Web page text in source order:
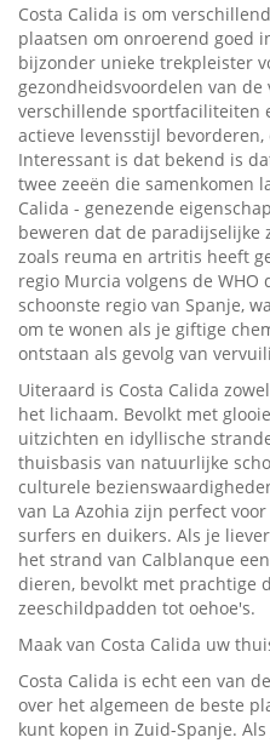
Costa Calida is om
plaatsen om onroerend goed
bijzonder unieke trekpleister
gezondheidsvoordelen van
verschillende sportfaciliteiten
actieve levensstijl
Interessant is dat bekend is
twee zeeën die samenkomen
Calida - genezende
beweren dat de paradijselijke
zoals reuma en artritis heeft
regio Murcia volgens de WHO
schoonste regio van Spanje,
om te wonen als je giftige
ontstaan ​​als gevolg van
Uiteraard is Costa Calida
het lichaam. Bevolkt met
uitzichten en idyllische
thuisbasis van natuurlijke
culturele
van La Azohia zijn perfect
surfers en duikers. Als je
het strand van Calblanque
dieren, bevolkt met prachtige
zeeschildpadden tot oehoe's.
Maak van Costa Calida uw
Costa Calida is echt een van
over het algemeen de beste
kunt kopen in Zuid-Spanje.